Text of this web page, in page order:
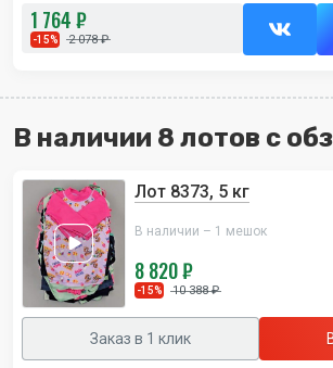
1 764 ₽
-15% 2 078 ₽
В наличии 8 лотов с
Лот 8373, 5 кг
В наличии – 1 мешок
8 820 ₽
-15% 10 388 ₽
Заказ в 1 клик